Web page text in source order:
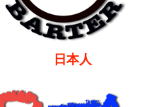
日本人